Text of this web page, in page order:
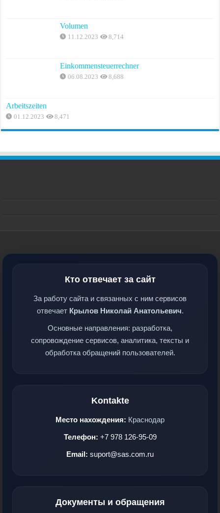
Volumen
11.12.2023 8,714
Einkommensteuerrechner
06.08.2023 8,688
Arbeitszeiten
01.12.2023 8,471
Кто отвечает за сайт
За работу сайта и связанных с ним сервисов
отвечает Крылов Николай Анатольевич.
Основные направления: разработка,
сопровождение сервисов, аналитика, тексты и
обработка обращений пользователей.
Kontakte
Место нахождения: Краснодар
Телефон: +7 978 126-95-09
Email: suport@sas.com.ru
Документы и обращения